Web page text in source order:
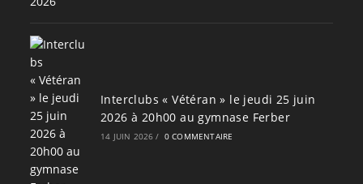
Interclubs « Vétéran » le jeudi 25 juin
2026 à 20h00 au gymnase Ferber
14 JUIN 2026 / 0 COMMENTAIRE